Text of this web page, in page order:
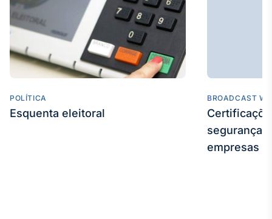
POLÍTICA
Esquenta eleitoral
BROADCAST
segurança
empresas